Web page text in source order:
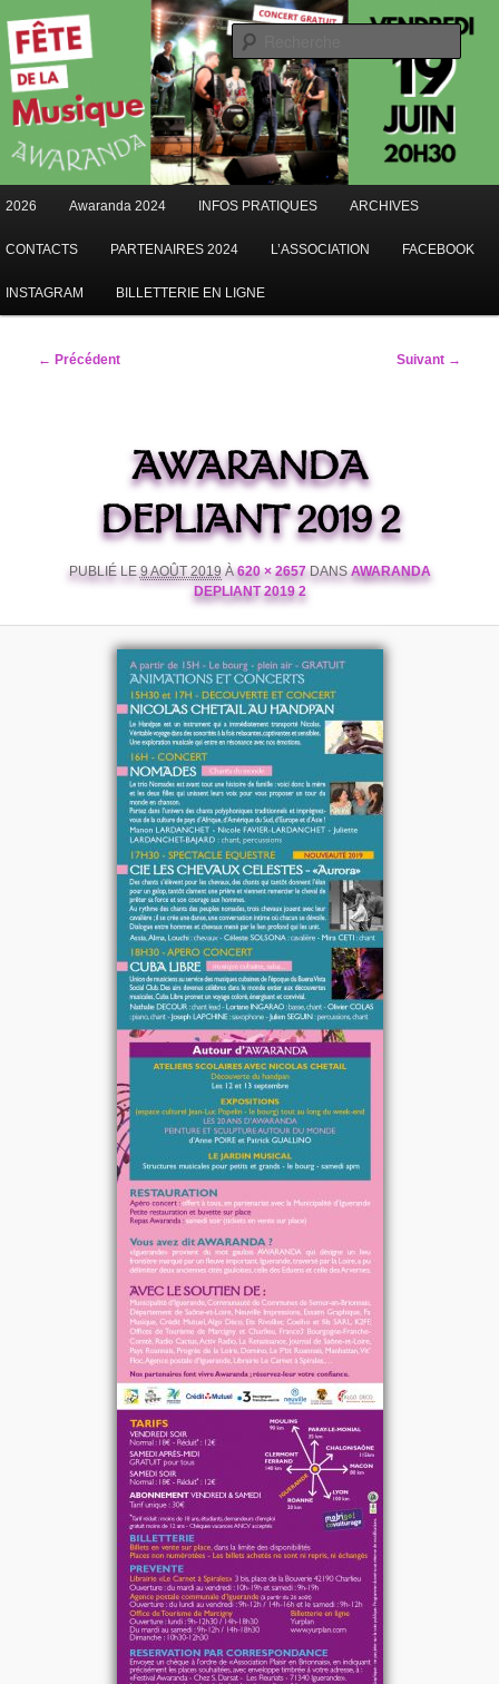
au
contenu
principalAWARANDA
2026 Awaranda 2024 INFOS PRATIQUES ARCHIVES
CONTACTS PARTENAIRES 2024 L’ASSOCIATION FACEBOOK
INSTAGRAM BILLETTERIE EN LIGNE
Navigation
← Précédent Suivant →
AWARANDA
DEPLIANT 2019 2
PUBLIÉ LE9 AOÛT 2019À620 × 2657DANSAWARANDA
DEPLIANT 2019 2